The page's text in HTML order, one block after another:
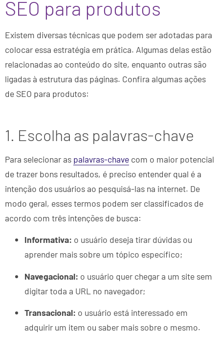
SEO para produtos
Existem diversas técnicas que podem ser adotadas para
colocar essa estratégia em prática. Algumas delas estão
relacionadas ao conteúdo do site, enquanto outras são
ligadas à estrutura das páginas. Confira algumas ações
de SEO para produtos:
1. Escolha as palavras-chave
Para selecionar as palavras-chave com o maior potencial
de trazer bons resultados, é preciso entender qual é a
intenção dos usuários ao pesquisá-las na internet. De
modo geral, esses termos podem ser classificados de
acordo com três intenções de busca:
Informativa: o usuário deseja tirar dúvidas ou
aprender mais sobre um tópico específico;
Navegacional: o usuário quer chegar a um site sem
digitar toda a URL no navegador;
Transacional: o usuário está interessado em
adquirir um item ou saber mais sobre o mesmo.